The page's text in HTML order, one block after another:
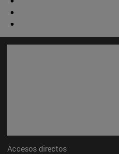
Accesos directos